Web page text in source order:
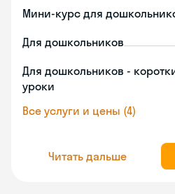
Мини-курс для
Для дошкольников
Для дошкольников -
уроки
Все услуги и цены (4)
Читать дальше